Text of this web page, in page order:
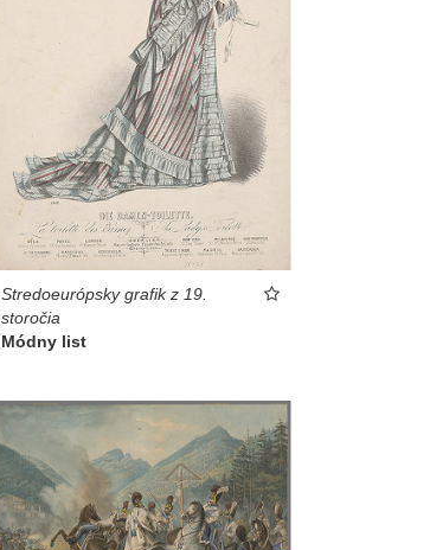
Stredoeurópsky grafik z 19.
storočia
Módny list